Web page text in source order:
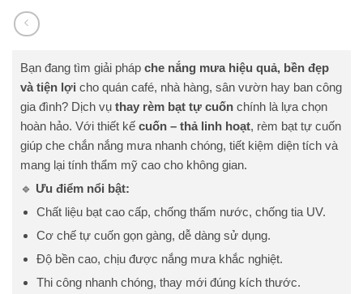
Bạn đang tìm giải pháp che nắng mưa hiệu quả, bền đẹp
và tiện lợi cho quán café, nhà hàng, sân vườn hay ban công
gia đình? Dịch vụ thay rèm bạt tự cuốn chính là lựa chọn
hoàn hảo. Với thiết kế cuốn – thả linh hoạt, rèm bạt tự cuốn
giúp che chắn nắng mưa nhanh chóng, tiết kiệm diện tích và
mang lại tính thẩm mỹ cao cho không gian.
🔹 Ưu điểm nổi bật:
Chất liệu bạt cao cấp, chống thấm nước, chống tia UV.
Cơ chế tự cuốn gọn gàng, dễ dàng sử dụng.
Độ bền cao, chịu được nắng mưa khắc nghiệt.
Thi công nhanh chóng, thay mới đúng kích thước.